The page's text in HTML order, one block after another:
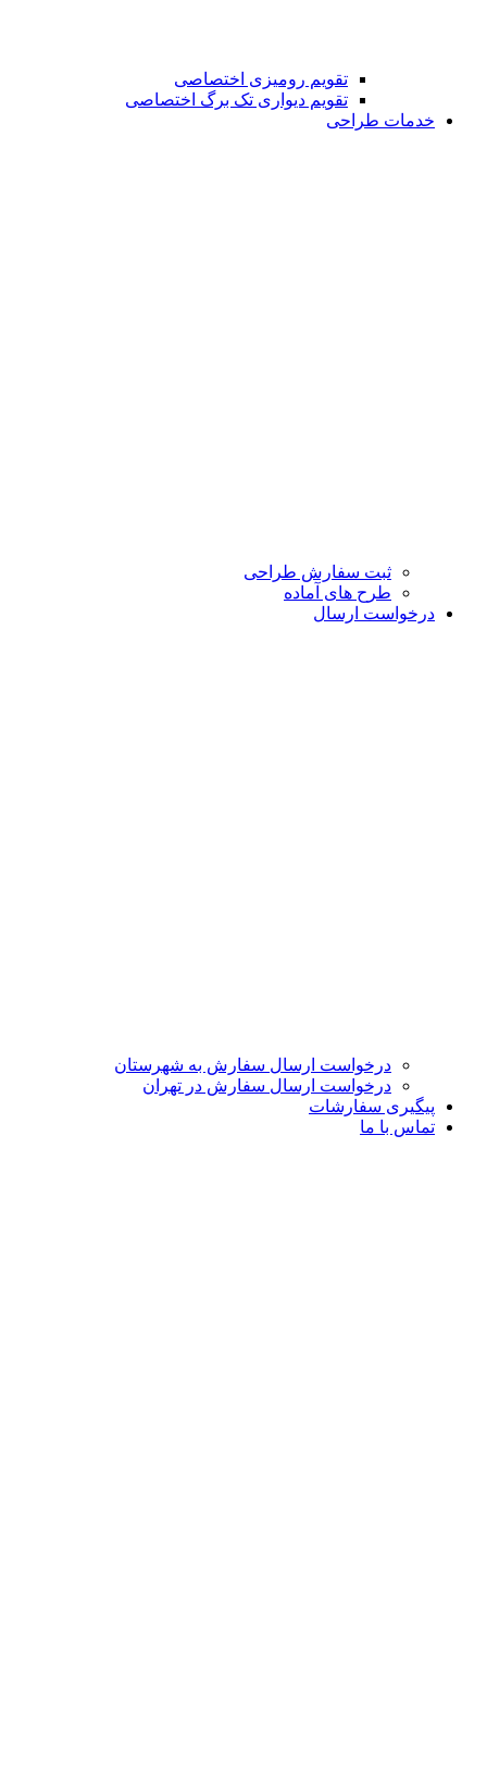
تقویم رومیزی اختصاصی
تقویم دیواری تک برگ اختصاصی
خدمات طراحی
ثبت سفارش طراحی
طرح های آماده
درخواست ارسال
درخواست ارسال سفارش به شهرستان
درخواست ارسال سفارش در تهران
پیگیری سفارشات
تماس با ما